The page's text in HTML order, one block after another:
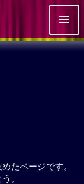
たページです。
。